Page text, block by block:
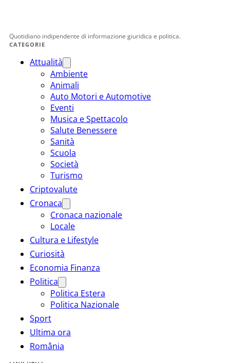
Quotidiano indipendente di informazione giuridica e politica.
CATEGORIE
Attualità
Ambiente
Animali
Auto Motori e Automotive
Eventi
Musica e Spettacolo
Salute Benessere
Sanità
Scuola
Società
Turismo
Criptovalute
Cronaca
Cronaca nazionale
Locale
Cultura e Lifestyle
Curiosità
Economia Finanza
Politica
Politica Estera
Politica Nazionale
Sport
Ultima ora
România